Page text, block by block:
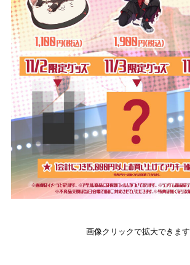
画像クリックで拡大できます